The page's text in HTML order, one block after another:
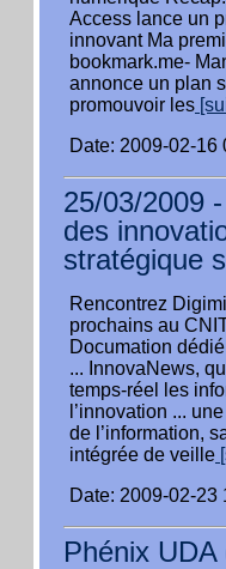
Access lance un
innovant Ma
bookmark.me-
annonce un plan
promouvoir les
Date: 2009-02-16
25/03/2009
des
stratégique
Rencontrez
prochains au
Documation
... InnovaNews,
temps-réel les
l’innovation ...
de l’information,
intégrée de veille
Date: 2009-02-23
Phénix